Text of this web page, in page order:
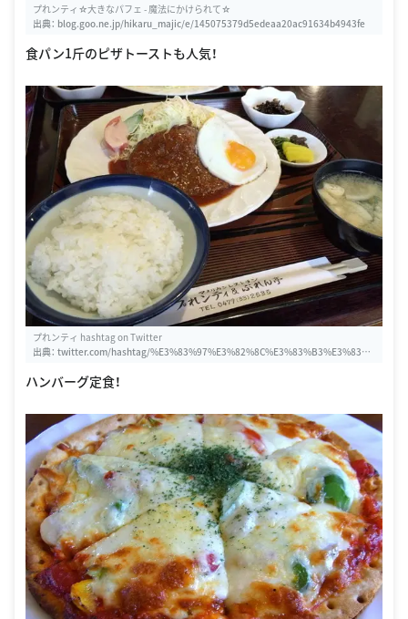
プれンティ☆大きなパフェ - 魔法にかけられて☆
出典： blog.goo.ne.jp/hikaru_majic/e/145075379d5edeaa20ac91634b4943fe
食パン1斤のピザトーストも人気！
プれンティ hashtag on Twitter
出典： twitter.com/hashtag/%E3%83%97%E3%82%8C%E3%83%B3%E3%83%8
ハンバーグ定食！